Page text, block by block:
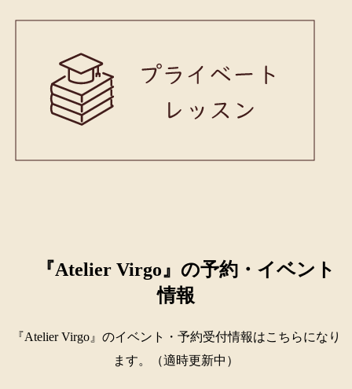
『Atelier Virgo』の予約・イベント
情報
『Atelier Virgo』のイベント・予約受付情報はこちらになり
ます。（適時更新中）